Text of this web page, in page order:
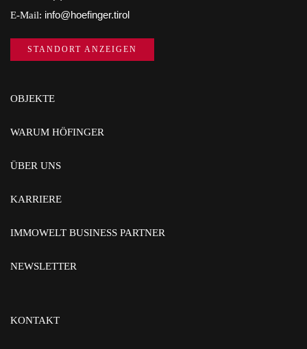
E-Mail: info@hoefinger.tirol
STANDORT ANZEIGEN
OBJEKTE
WARUM HÖFINGER
ÜBER UNS
KARRIERE
IMMOWELT BUSINESS PARTNER
NEWSLETTER
KONTAKT